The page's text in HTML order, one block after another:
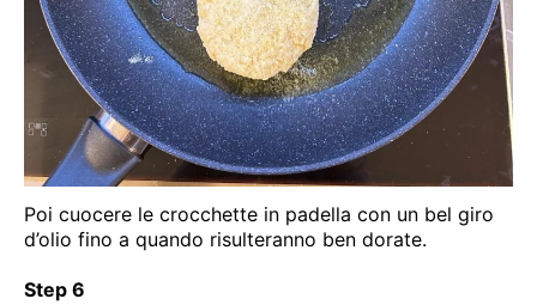
Poi cuocere le crocchette in padella con un bel giro
d’olio fino a quando risulteranno ben dorate.
Step 6